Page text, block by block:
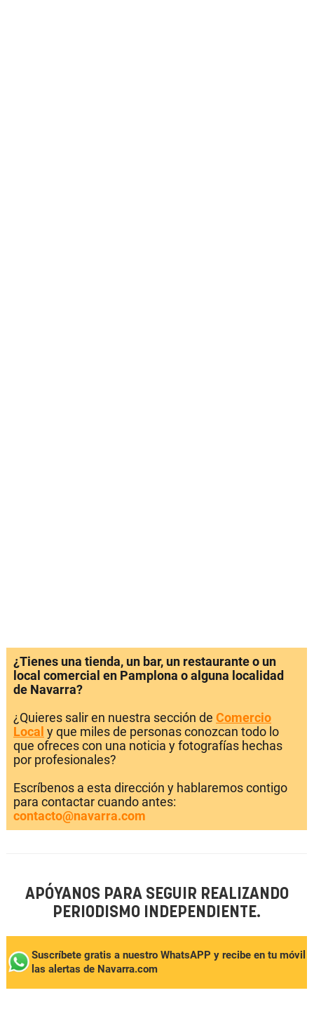
¿Tienes una tienda, un bar, un restaurante o un
local comercial en Pamplona o alguna localidad
de Navarra?
¿Quieres salir en nuestra sección de Comercio
Local y que miles de personas conozcan todo lo
que ofreces con una noticia y fotografías hechas
por profesionales?
Escríbenos a esta dirección y hablaremos contigo
para contactar cuando antes:
contacto@navarra.com
APÓYANOS PARA SEGUIR REALIZANDO
PERIODISMO INDEPENDIENTE.
Suscríbete gratis a nuestro WhatsAPP y recibe en tu móvil
las alertas de Navarra.com